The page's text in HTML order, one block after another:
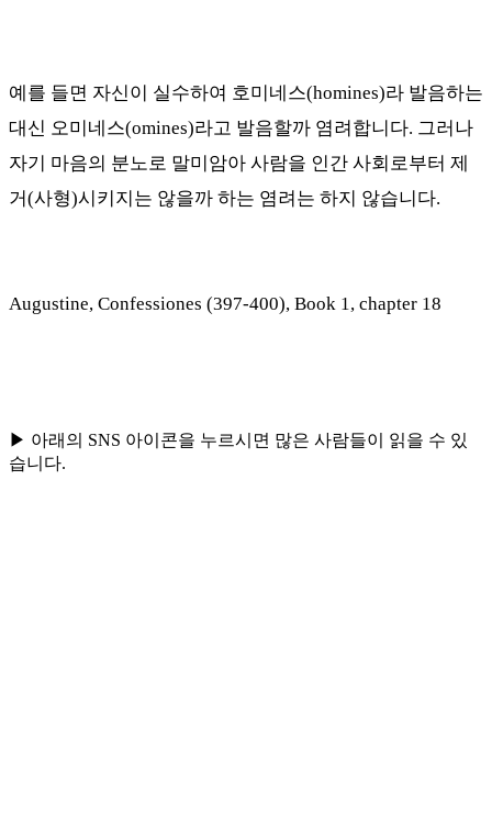
예를 들면 자신이 실수하여 호미네스(homines)라 발음하는
대신 오미네스(omines)라고 발음할까 염려합니다. 그러나
자기 마음의 분노로 말미암아 사람을 인간 사회로부터 제
거(사형)시키지는 않을까 하는 염려는 하지 않습니다.
Augustine, Confessiones (397-400), Book 1, chapter 18
▶ 아래의 SNS 아이콘을 누르시면 많은 사람들이 읽을 수 있
습니다.